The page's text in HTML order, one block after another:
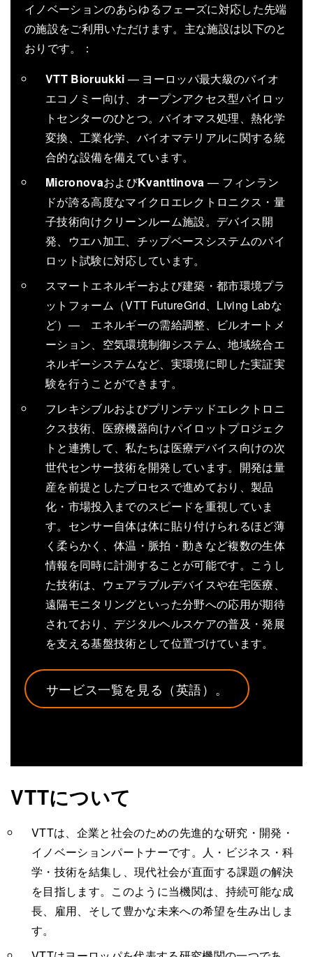
イノベーションのあらゆるフェーズに対応した先端
の施設をご利用いただけます。主な施設は以下のと
おりです。：
VTT Bioruukki — ヨーロッパ最大級のバイオ
エコノミー向け、オープンアクセス型パイロッ
トセンターのひとつ。バイオマス処理、熱化学
変換、工業化学、バイオマテリアルに関する統
合的な設備を備えています。
MicronovaおよびKvanttinova — フィンラン
ドが誇る高度なマイクロエレクトロニクス・量
子技術向けクリーンルーム施設。デバイス開
発、ウエハ加工、チップベースシステムのパイ
ロット試験に対応しています。
スマートエネルギーおよび建築・都市環境プラ
ットフォーム（VTT FutureGrid、Living Labな
ど）— エネルギーの需給調整、ビルオートメ
ーション、空気環境制御システム、地域統合エ
ネルギーシステムなど、実環境に即した実証実
験を行うことができます。
フレキシブルおよびプリンテッドエレクトロニ
クス技術、医療機器向けパイロットプロジェク
トと連携して、私たちは医療デバイス向けの次
世代センサー技術を開発しています。開発は量
産を前提としたプロセスで進めており、製品
化・市場投入までのスピードを重視していま
す。センサー自体は体に貼り付けられるほど薄
く柔らかく、体温・脈拍・動きなど複数の生体
情報を同時に計測することが可能です。こうし
た技術は、ウェアラブルデバイスや在宅医療、
遠隔モニタリングといった分野への応用が期待
されており、デジタルヘルスケアの普及・発展
を支える基盤技術として位置づけています。
サービス一覧を見る（英語）。
VTTについて
VTTは、企業と社会のための先進的な研究・開発・
イノベーションパートナーです。人・ビジネス・科
学・技術を結集し、現代社会が直面する課題の解決
を目指します。このように当機関は、持続可能な成
長、雇用、そして豊かな未来への希望を生み出しま
す。